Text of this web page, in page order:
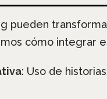
pueden
cómo integrar
: Uso de